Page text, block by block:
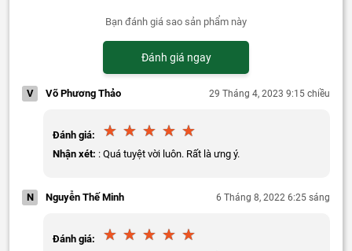
Bạn đánh giá sao sản phẩm này
Đánh giá ngay
V Võ Phương Thảo 29 Tháng 4, 2023 9:15 chiều
Đánh giá:
Nhận xét: : Quá tuyệt vời luôn. Rất là ưng ý.
N Nguyễn Thế Minh 6 Tháng 8, 2022 6:25 sáng
Đánh giá: